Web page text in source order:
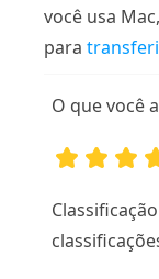
você usa
para
O que você